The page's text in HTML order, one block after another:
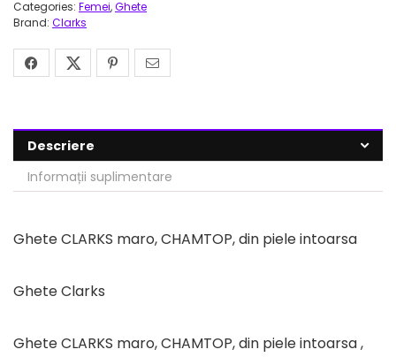
Categories: Femei,Ghete
Brand: Clarks
Descriere
Informații suplimentare
Ghete CLARKS maro, CHAMTOP, din piele intoarsa
Ghete Clarks
Ghete CLARKS maro, CHAMTOP, din piele intoarsa ,